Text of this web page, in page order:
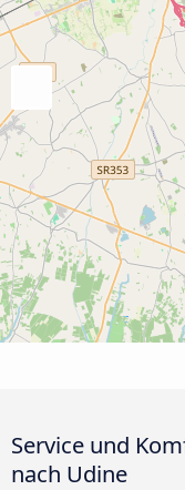
Service und
nach Udine